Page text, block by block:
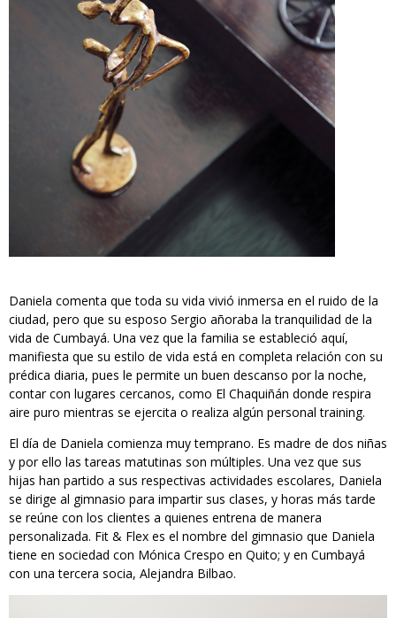
Daniela comenta que toda su vida vivió inmersa en el ruido de la
ciudad, pero que su esposo Sergio añoraba la tranquilidad de la
vida de Cumbayá. Una vez que la familia se estableció aquí,
manifiesta que su estilo de vida está en completa relación con su
prédica diaria, pues le permite un buen descanso por la noche,
contar con lugares cercanos, como El Chaquiñán donde respira
aire puro mientras se ejercita o realiza algún personal training.
El día de Daniela comienza muy temprano. Es madre de dos niñas
y por ello las tareas matutinas son múltiples. Una vez que sus
hijas han partido a sus respectivas actividades escolares, Daniela
se dirige al gimnasio para impartir sus clases, y horas más tarde
se reúne con los clientes a quienes entrena de manera
personalizada. Fit & Flex es el nombre del gimnasio que Daniela
tiene en sociedad con Mónica Crespo en Quito; y en Cumbayá
con una tercera socia, Alejandra Bilbao.